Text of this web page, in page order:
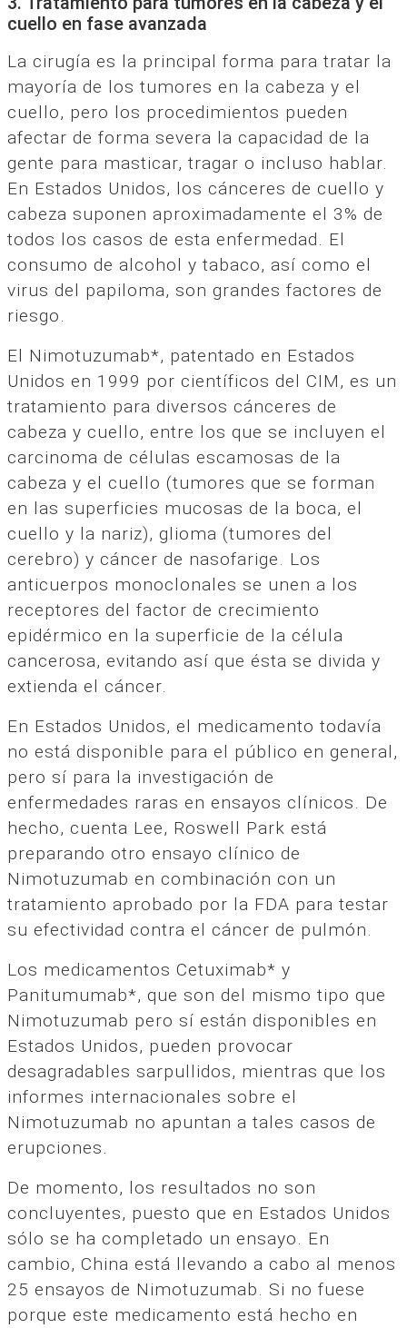
cuello en fase avanzada
La cirugía es la principal forma para tratar la
mayoría de los tumores en la cabeza y el
cuello, pero los procedimientos pueden
afectar de forma severa la capacidad de la
gente para masticar, tragar o incluso hablar.
En Estados Unidos, los cánceres de cuello y
cabeza suponen aproximadamente el 3% de
todos los casos de esta enfermedad. El
consumo de alcohol y tabaco, así como el
virus del papiloma, son grandes factores de
riesgo.
El Nimotuzumab*, patentado en Estados
Unidos en 1999 por científicos del CIM, es un
tratamiento para diversos cánceres de
cabeza y cuello, entre los que se incluyen el
carcinoma de células escamosas de la
cabeza y el cuello (tumores que se forman
en las superficies mucosas de la boca, el
cuello y la nariz), glioma (tumores del
cerebro) y cáncer de nasofarige. Los
anticuerpos monoclonales se unen a los
receptores del factor de crecimiento
epidérmico en la superficie de la célula
cancerosa, evitando así que ésta se divida y
extienda el cáncer.
En Estados Unidos, el medicamento todavía
no está disponible para el público en general,
pero sí para la investigación de
enfermedades raras en ensayos clínicos. De
hecho, cuenta Lee, Roswell Park está
preparando otro ensayo clínico de
Nimotuzumab en combinación con un
tratamiento aprobado por la FDA para testar
su efectividad contra el cáncer de pulmón.
Los medicamentos Cetuximab* y
Panitumumab*, que son del mismo tipo que
Nimotuzumab pero sí están disponibles en
Estados Unidos, pueden provocar
desagradables sarpullidos, mientras que los
informes internacionales sobre el
Nimotuzumab no apuntan a tales casos de
erupciones.
De momento, los resultados no son
concluyentes, puesto que en Estados Unidos
sólo se ha completado un ensayo. En
cambio, China está llevando a cabo al menos
25 ensayos de Nimotuzumab. Si no fuese
porque este medicamento está hecho en